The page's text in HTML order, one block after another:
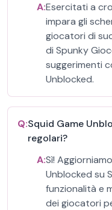
A:Esercitati a
impara gli
giocatori di
di Spunky
suggerimenti
Unblocked.
Q:Squid Game
regolari?
A:Sì!
Unblocked su
funzionalità e
dei giocatori